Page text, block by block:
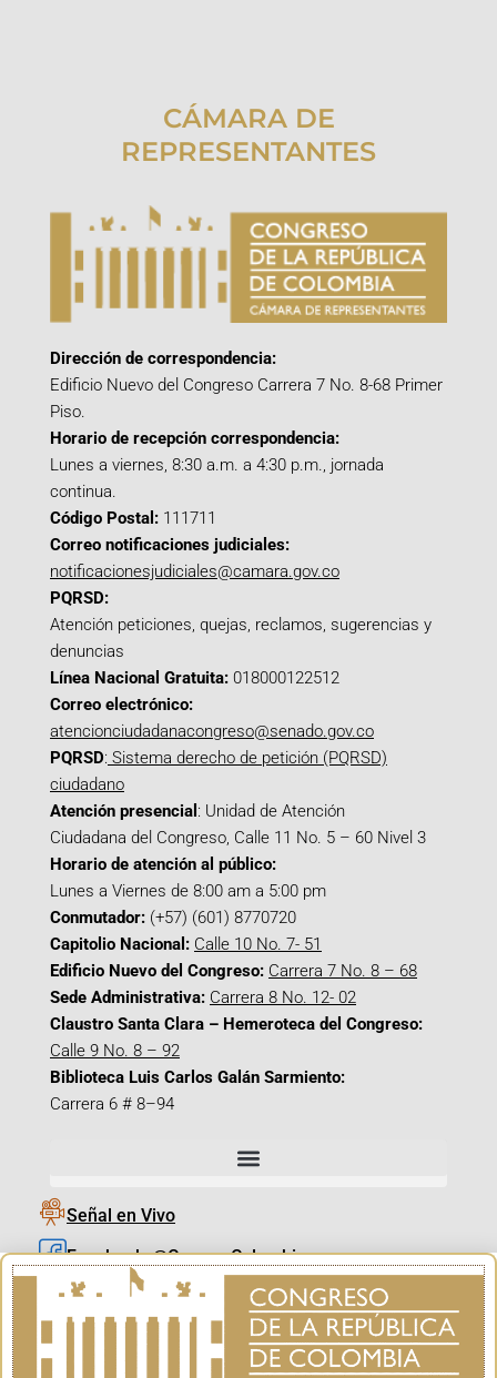
CÁMARA DE
REPRESENTANTES
Dirección de correspondencia:
Edificio Nuevo del Congreso Carrera 7 No. 8-68 Primer
Piso.
Horario de recepción correspondencia:
Lunes a viernes, 8:30 a.m. a 4:30 p.m., jornada
continua.
Código Postal: 111711
Correo notificaciones judiciales:
notificacionesjudiciales@camara.gov.co
PQRSD:
Atención peticiones, quejas, reclamos, sugerencias y
denuncias
Línea Nacional Gratuita: 018000122512
Correo electrónico:
atencionciudadanacongreso@senado.gov.co
PQRSD: Sistema derecho de petición (PQRSD)
ciudadano
Atención presencial : Unidad de Atención
Ciudadana del Congreso, Calle 11 No. 5 – 60 Nivel 3
Horario de atención al público:
Lunes a Viernes de 8:00 am a 5:00 pm
Conmutador: (+57) (601) 8770720
Capitolio Nacional: Calle 10 No. 7- 51
Edificio Nuevo del Congreso: Carrera 7 No. 8 – 68
Sede Administrativa: Carrera 8 No. 12- 02
Claustro Santa Clara – Hemeroteca del Congreso:
Calle 9 No. 8 – 92
Biblioteca Luis Carlos Galán Sarmiento:
Carrera 6 # 8–94
Señal en Vivo
Facebook_@CamaraColombia
Instagram_@CamaraColombia
X_@CamaraColombia